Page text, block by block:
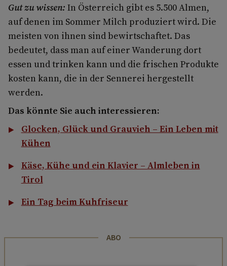
Gut zu wissen: In Österreich gibt es 5.500 Almen,
auf denen im Sommer Milch produziert wird. Die
meisten von ihnen sind bewirtschaftet. Das
bedeutet, dass man auf einer Wanderung dort
essen und trinken kann und die frischen Produkte
kosten kann, die in der Sennerei hergestellt
werden.
Das könnte Sie auch interessieren:
Glocken, Glück und Grauvieh – Ein Leben mit
Kühen
Käse, Kühe und ein Klavier – Almleben in
Tirol
Ein Tag beim Kuhfriseur
ABO